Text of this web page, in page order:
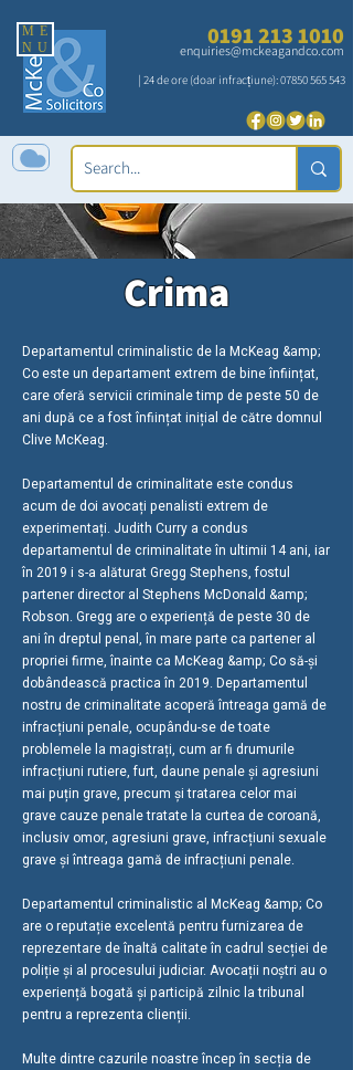
ME
NU
0191 213 1010
enquiries@mckeagandco.com
| 24 de ore (doar infracțiune):07850 565 543
Crima
Departamentul criminalistic de la McKeag &amp;
Co este un departament extrem de bine înființat,
care oferă servicii criminale timp de peste 50 de
ani după ce a fost înființat inițial de către domnul
Clive McKeag.
Departamentul de criminalitate este condus
acum de doi avocați penalisti extrem de
experimentați. Judith Curry a condus
departamentul de criminalitate în ultimii 14 ani, iar
în 2019 i s-a alăturat Gregg Stephens, fostul
partener director al Stephens McDonald &amp;
Robson. Gregg are o experiență de peste 30 de
ani în dreptul penal, în mare parte ca partener al
propriei firme, înainte ca McKeag &amp; Co să-și
dobândească practica în 2019. Departamentul
nostru de criminalitate acoperă întreaga gamă de
infracțiuni penale, ocupându-se de toate
problemele la magistrați, cum ar fi drumurile
infracțiuni rutiere, furt, daune penale și agresiuni
mai puțin grave, precum și tratarea celor mai
grave cauze penale tratate la curtea de coroană,
inclusiv omor, agresiuni grave, infracțiuni sexuale
grave și întreaga gamă de infracțiuni penale.
Departamentul criminalistic al McKeag &amp; Co
are o reputație excelentă pentru furnizarea de
reprezentare de înaltă calitate în cadrul secției de
poliție și al procesului judiciar. Avocații noștri au o
experiență bogată și participă zilnic la tribunal
pentru a reprezenta clienții.
Multe dintre cazurile noastre încep în secția de